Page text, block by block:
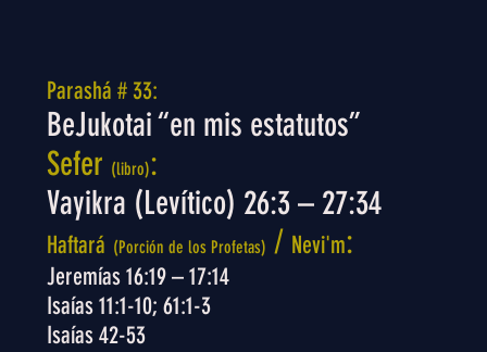
Parashá # 33:
BeJukotai “en mis estatutos”
Sefer (libro):
Vayikra (Levítico) 26:3 – 27:34
Haftará (Porción de los Profetas) / Nevi'm:
Jeremías 16:19 – 17:14
Isaías 11:1-10; 61:1-3
Isaías 42-53